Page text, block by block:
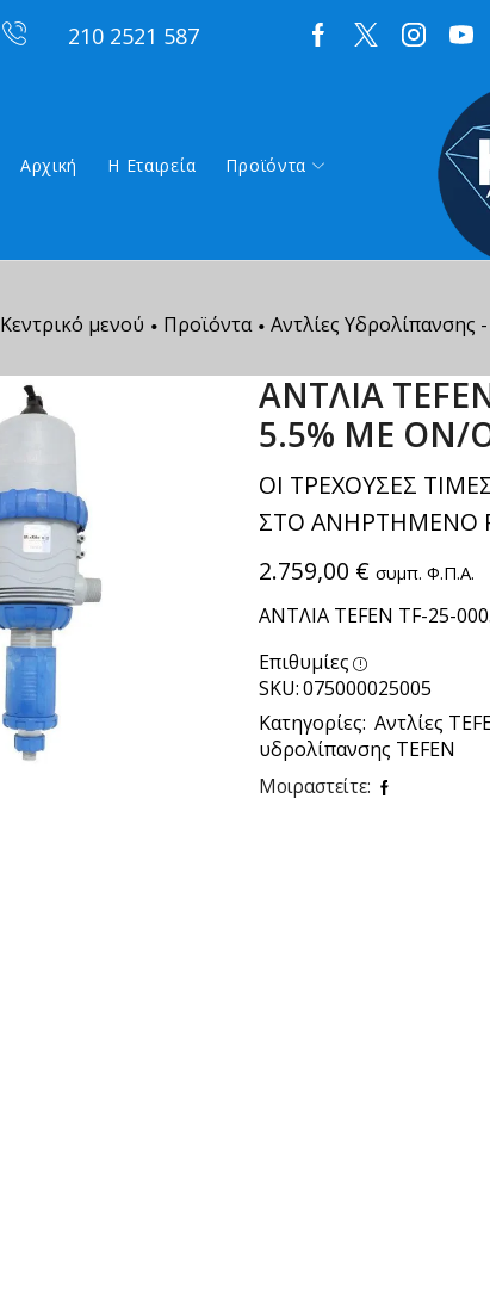
210 2521 587
Αρχική Η Εταιρεία Προϊόντα
Κεντρικό μενού • Προϊόντα • Αντλίες Υδρολίπανσης
ΑΝΤΛΙΑ
5.5% ΜΕ ON/
ΟΙ ΤΡΕΧΟΥΣΕΣ
ΣΤΟ ΑΝΗΡΤΗΜΕΝΟ
2.759,00 € συμπ. Φ.Π.Α.
ΑΝΤΛΙΑ TEFEN TF-25-
Επιθυμίες
SKU:075000025005
Κατηγορίες: Αντλίες
υδρολίπανσης TEFEN
Μοιραστείτε: